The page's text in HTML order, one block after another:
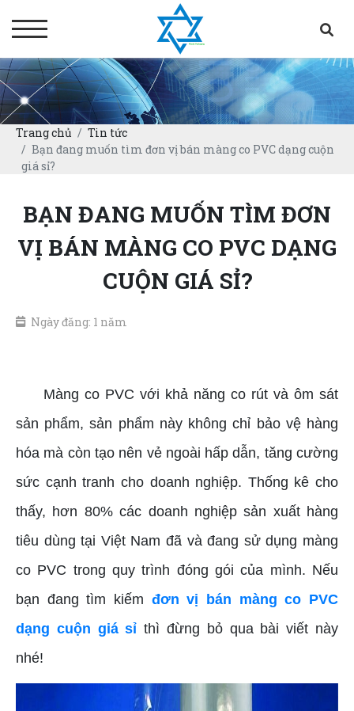
Trang chủ
Tin tức
Bạn đang muốn tìm đơn vị bán màng co PVC dạng cuộn
giá sỉ?
BẠN ĐANG MUỐN TÌM ĐƠN
VỊ BÁN MÀNG CO PVC DẠNG
CUỘN GIÁ SỈ?
Ngày đăng: 1 năm
Màng co PVC với khả năng co rút và ôm sát
sản phẩm, sản phẩm này không chỉ bảo vệ hàng
hóa mà còn tạo nên vẻ ngoài hấp dẫn, tăng cường
sức cạnh tranh cho doanh nghiệp. Thống kê cho
thấy, hơn 80% các doanh nghiệp sản xuất hàng
tiêu dùng tại Việt Nam đã và đang sử dụng màng
co PVC trong quy trình đóng gói của mình. Nếu
bạn đang tìm kiếm đơn vị bán màng co PVC
dạng cuộn giá sỉ thì đừng bỏ qua bài viết này
nhé!